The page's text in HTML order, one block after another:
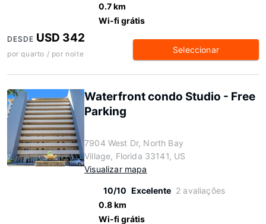
0.7 km
Wi-fi grátis
DESDE USD 342
por quarto / por noite Seleccionar
Waterfront condo Studio - Free
Parking
7904 West Dr, North Bay
Village, Florida 33141, US
Visualizar mapa
10/10 Excelente 2 avaliações
0.8 km
Wi-fi grátis